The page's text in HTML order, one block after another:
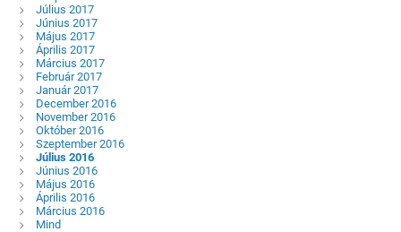
Július 2017
Június 2017
Május 2017
Április 2017
Március 2017
Február 2017
Január 2017
December 2016
November 2016
Október 2016
Szeptember 2016
Július 2016
Június 2016
Május 2016
Április 2016
Március 2016
Mind